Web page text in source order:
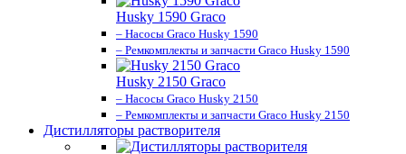
Husky 1590 Graco
– Насосы Graco Husky 1590
– Ремкомплекты и запчасти Graco Husky 1590
Husky 2150 Graco
– Насосы Graco Husky 2150
– Ремкомплекты и запчасти Graco Husky 2150
Дистилляторы растворителя